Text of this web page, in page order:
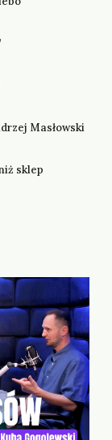
Masłowski
sklep